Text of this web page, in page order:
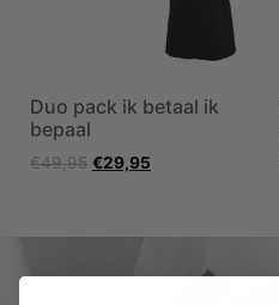
Duo pack ik betaal ik
bepaal
€49,95 €29,95